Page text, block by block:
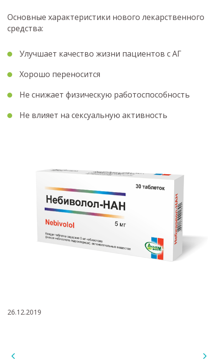
Основные характеристики нового лекарственного
средства:
Улучшает качество жизни пациентов с АГ
Хорошо переносится
Не снижает физическую работоспособность
Не влияет на сексуальную активность
26.12.2019